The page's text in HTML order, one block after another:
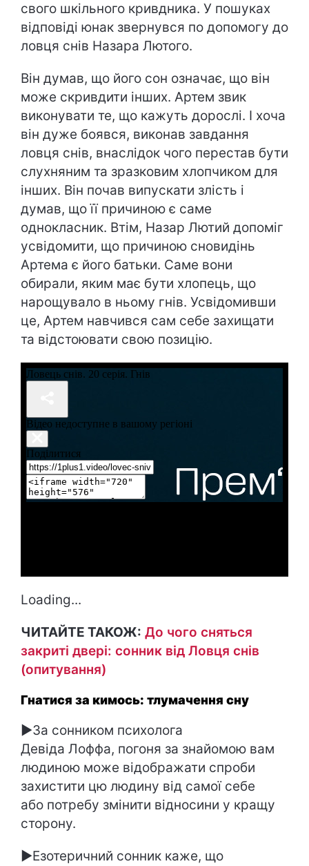
свого шкільного кривдника. У пошуках
відповіді юнак звернувся по допомогу до
ловця снів Назара Лютого.
Він думав, що його сон означає, що він
може скривдити інших. Артем звик
виконувати те, що кажуть дорослі. І хоча
він дуже боявся, виконав завдання
ловця снів, внаслідок чого перестав бути
слухняним та зразковим хлопчиком для
інших. Він почав випускати злість і
думав, що її причиною є саме
однокласник. Втім, Назар Лютий допоміг
усвідомити, що причиною сновидінь
Артема є його батьки. Саме вони
обирали, яким має бути хлопець, що
нарощувало в ньому гнів. Усвідомивши
це, Артем навчився сам себе захищати
та відстоювати свою позицію.
Loading...
ЧИТАЙТЕ ТАКОЖ: До чого сняться
закриті двері: сонник від Ловця снів
(опитування)
Гнатися за кимось: тлумачення сну
►За сонником психолога
Девіда Лоффа, погоня за знайомою вам
людиною може відображати спроби
захистити цю людину від самої себе
або потребу змінити відносини у кращу
сторону.
►Езотеричний сонник каже, що